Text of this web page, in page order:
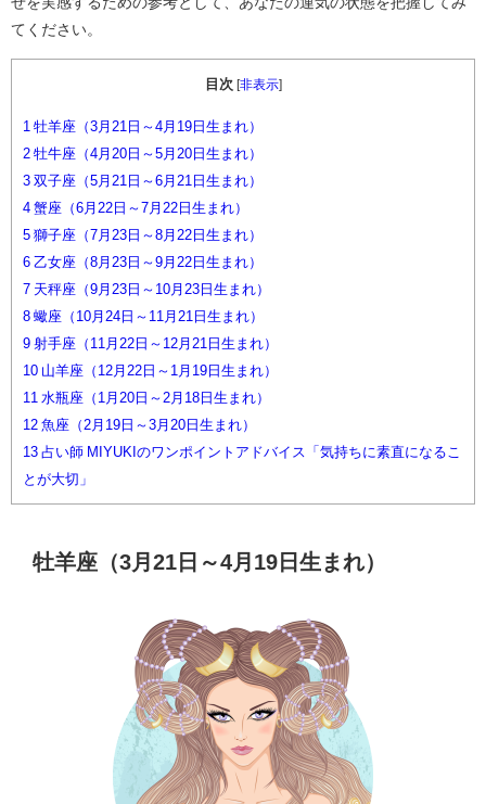
てください。
目次 [非表示]
1 牡羊座（3月21日～4月19日生まれ）
2 牡牛座（4月20日～5月20日生まれ）
3 双子座（5月21日～6月21日生まれ）
4 蟹座（6月22日～7月22日生まれ）
5 獅子座（7月23日～8月22日生まれ）
6 乙女座（8月23日～9月22日生まれ）
7 天秤座（9月23日～10月23日生まれ）
8 蠍座（10月24日～11月21日生まれ）
9 射手座（11月22日～12月21日生まれ）
10 山羊座（12月22日～1月19日生まれ）
11 水瓶座（1月20日～2月18日生まれ）
12 魚座（2月19日～3月20日生まれ）
13 占い師 MIYUKIのワンポイントアドバイス「気持ちに素直になるこ
とが大切」
牡羊座（3月21日～4月19日生まれ）